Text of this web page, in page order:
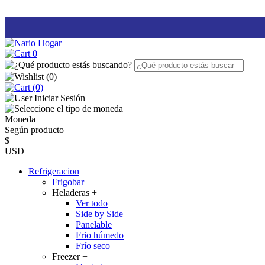
0
(0)
(0)
Iniciar Sesión
Moneda
Según producto
$
USD
Refrigeracion
Frigobar
Heladeras +
Ver todo
Side by Side
Panelable
Frio húmedo
Frío seco
Freezer+